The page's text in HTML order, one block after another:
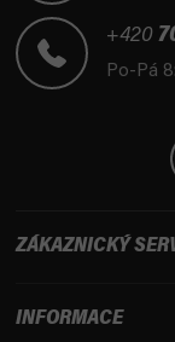
+420
Po-Pá
ZÁKAZNICKÝ
INFORMACE